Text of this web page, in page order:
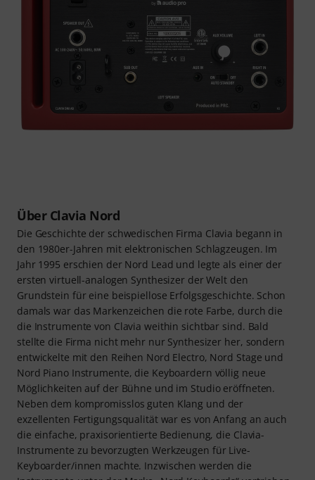
Über Clavia Nord
Die Geschichte der schwedischen Firma Clavia begann in
den 1980er-Jahren mit elektronischen Schlagzeugen. Im
Jahr 1995 erschien der Nord Lead und legte als einer der
ersten virtuell-analogen Synthesizer der Welt den
Grundstein für eine beispiellose Erfolgsgeschichte. Schon
damals war das Markenzeichen die rote Farbe, durch die
die Instrumente von Clavia weithin sichtbar sind. Bald
stellte die Firma nicht mehr nur Synthesizer her, sondern
entwickelte mit den Reihen Nord Electro, Nord Stage und
Nord Piano Instrumente, die Keyboardern völlig neue
Möglichkeiten auf der Bühne und im Studio eröffneten.
Neben dem kompromisslos guten Klang und der
exzellenten Fertigungsqualität war es von Anfang an auch
die einfache, praxisorientierte Bedienung, die Clavia-
Instrumente zu bevorzugten Werkzeugen für Live-
Keyboarder/innen machte. Inzwischen werden die